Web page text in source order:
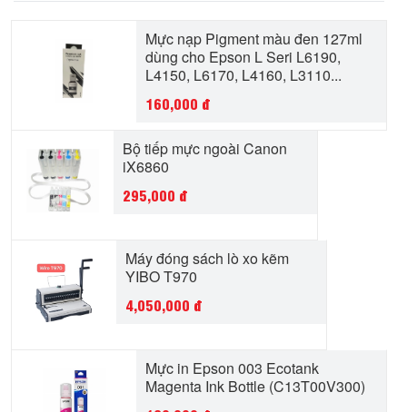
Mực nạp Pigment màu đen 127ml
dùng cho Epson L Seri L6190,
L4150, L6170, L4160, L3110...
160,000 đ
Bộ tiếp mực ngoài Canon
iX6860
295,000 đ
Máy đóng sách lò xo kẽm
YIBO T970
4,050,000 đ
Mực in Epson 003 Ecotank
Magenta Ink Bottle (C13T00V300)